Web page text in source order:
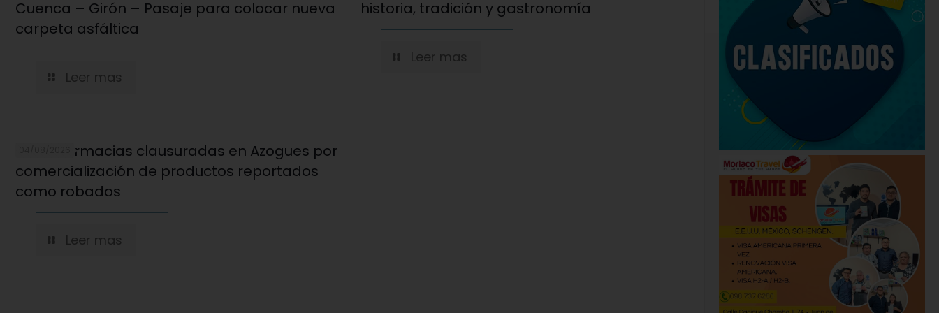
Cuenca – Girón – Pasaje para colocar nueva
carpeta asfáltica
Leer mas
historia, tradición y gastronomía
Leer mas
Cinco farmacias clausuradas en Azogues por
comercialización de productos reportados
como robados
Leer mas